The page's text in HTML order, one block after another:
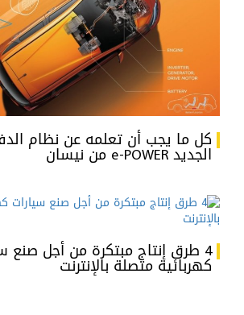
كل ما يجب أن تعلمه عن نظام
الجديد e-POWER من نيسان
4 طرق إنتاج مبتكرة من أجل صنع
كهربائية متصلة بالإنترنت